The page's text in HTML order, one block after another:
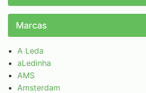
Marcas
A Leda
aLedinha
AMS
Amsterdam